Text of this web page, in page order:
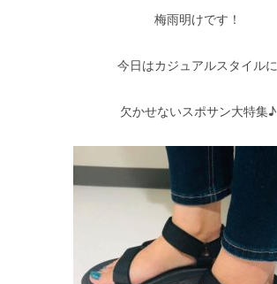
梅雨明けです！
今日はカジュアルスタイルに
欠かせないスポサン大特集♪